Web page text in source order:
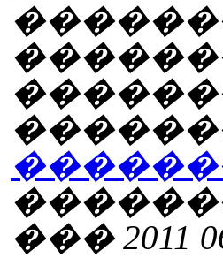
��� 2011